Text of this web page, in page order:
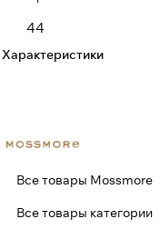
44
Характеристики
Все товары Mossmore
Все товары категории